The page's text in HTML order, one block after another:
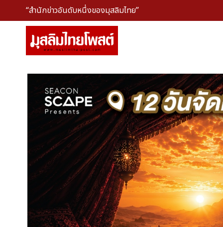
“สำนักข่าวอันดับหนึ่งของมุสลิมไทย”